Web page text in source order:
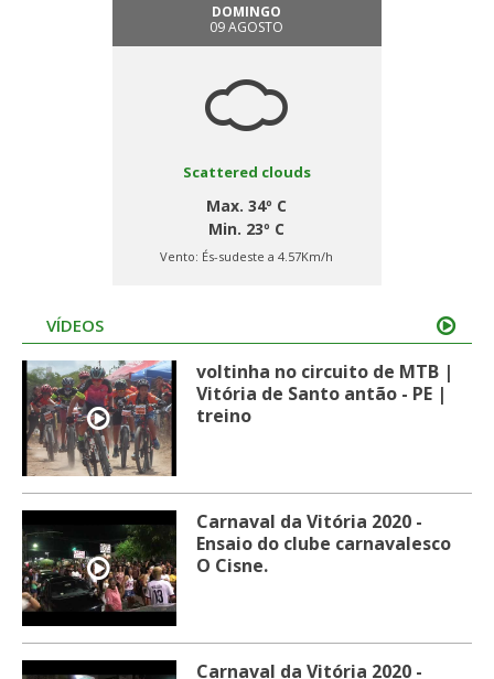
DOMINGO
09 AGOSTO
Scattered clouds
Max. 34º C
Min. 23º C
Vento: És-sudeste a 4.57Km/h
VÍDEOS
voltinha no circuito de MTB |
Vitória de Santo antão - PE |
treino
Carnaval da Vitória 2020 -
Ensaio do clube carnavalesco
O Cisne.
Carnaval da Vitória 2020 -